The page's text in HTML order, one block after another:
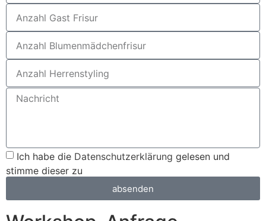
Ich habe die Datenschutzerklärung gelesen und
stimme dieser zu
absenden